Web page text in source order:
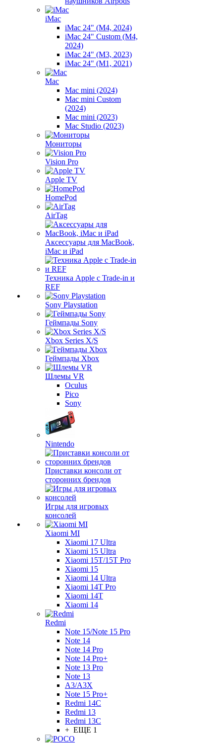
iMac
iMac 24" (M4, 2024)
iMac 24" Custom (M4,
2024)
iMac 24" (M3, 2023)
iMac 24" (M1, 2021)
Mac
Mac mini (2024)
Mac mini Custom
(2024)
Mac mini (2023)
Mac Studio (2023)
Мониторы
Vision Pro
Apple TV
HomePod
AirTag
Аксессуары для MacBook,
iMac и iPad
Техника Apple с Trade-in и
REF
Sony Playstation
Геймпады Sony
Xbox Series X/S
Геймпады Xbox
Шлемы VR
Oculus
Pico
Sony
Nintendo
Приставки консоли от
сторонних брендов
Игры для игровых
консолей
Xiaomi MI
Xiaomi 17 Ultra
Xiaomi 15 Ultra
Xiaomi 15T/15T Pro
Xiaomi 15
Xiaomi 14 Ultra
Xiaomi 14T Pro
Xiaomi 14T
Xiaomi 14
Redmi
Note 15/Note 15 Pro
Note 14
Note 14 Pro
Note 14 Pro+
Note 13 Pro
Note 13
A3/A3X
Note 15 Pro+
Redmi 14C
Redmi 13
Redmi 13C
+ ЕЩЕ 1